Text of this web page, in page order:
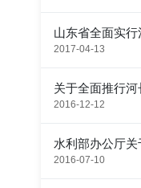
山东省全面实
2017-04-13
关于全面推行
2016-12-12
水利部办公厅
2016-07-10